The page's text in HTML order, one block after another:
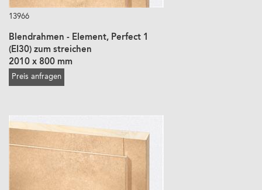
13966
Blendrahmen - Element, Perfect 1
(EI30) zum streichen
2010 x 800 mm
Preis anfragen